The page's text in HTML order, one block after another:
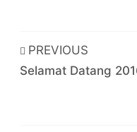
PREVIOUS
Selamat Datang